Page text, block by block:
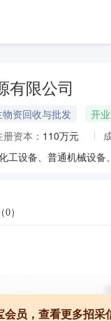
有限公司
物资回收与批发
开业
册资本： 110万元
（0）
会员，查看更多招采